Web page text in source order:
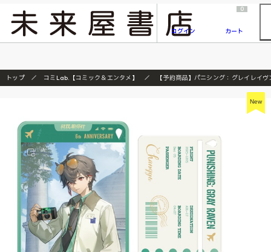
『ONE PIECE magazine 021 ONE PIECEカード付き同梱版』発売延期のご案内
ログイン
0
カート
トップ コミLab.【コミック＆エンタメ】 【予約商品】パニシング：グレイレイ
New